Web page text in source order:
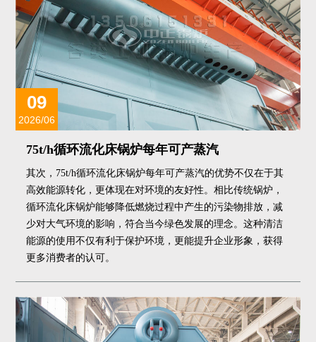
09
2026/06
75t/h循环流化床锅炉每年可产蒸汽
其次，75t/h循环流化床锅炉每年可产蒸汽的优势不仅在于其
高效能源转化，更体现在对环境的友好性。相比传统锅炉，
循环流化床锅炉能够降低燃烧过程中产生的污染物排放，减
少对大气环境的影响，符合当今绿色发展的理念。这种清洁
能源的使用不仅有利于保护环境，更能提升企业形象，获得
更多消费者的认可。